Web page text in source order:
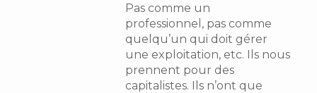
Pas comme un
professionnel, pas comme
quelqu’un qui doit gérer
une exploitation, etc. Ils nous
prennent pour des
capitalistes. Ils n’ont que